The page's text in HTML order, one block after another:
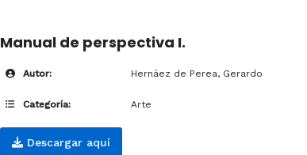
Manual de perspectiva I.
Autor: Hernáez de Perea, Gerardo
Categoría: Arte
Descargar aquí